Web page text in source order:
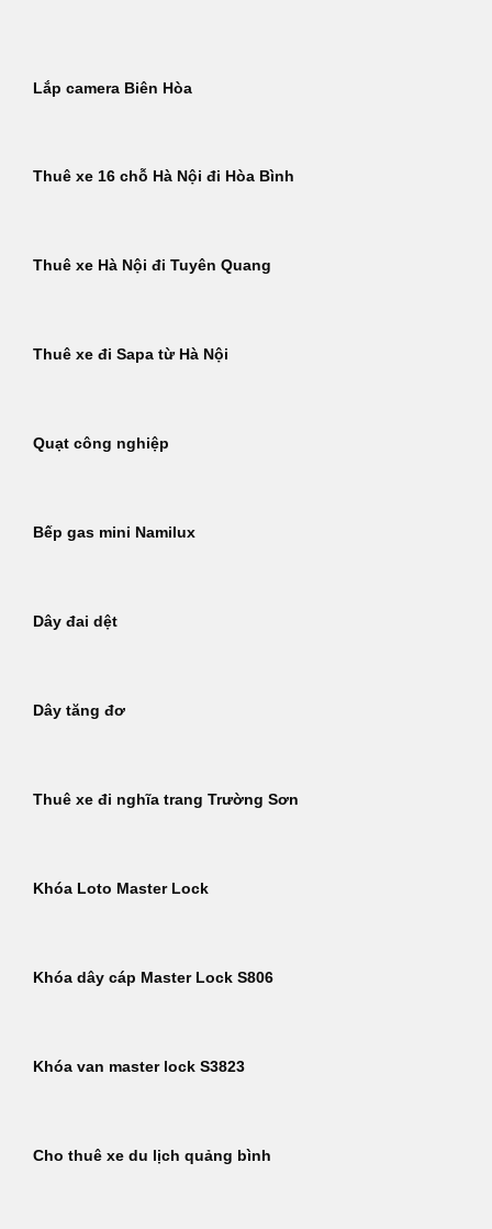
dungLắp camera Biên Hòa
Thuê xe 16 chỗ Hà Nội đi Hòa Bình
Thuê xe Hà Nội đi Tuyên Quang
Thuê xe đi Sapa từ Hà Nội
Quạt công nghiệp
Bếp gas mini Namilux
Dây đai dệt
Dây tăng đơ
Thuê xe đi nghĩa trang Trường Sơn
Khóa Loto Master Lock
Khóa dây cáp Master Lock S806
Khóa van master lock S3823
Cho thuê xe du lịch quảng bình